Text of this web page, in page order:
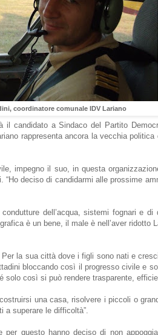
coordinatore comunale IDV Lariano
il candidato a Sindaco del Partito
rappresenta ancora la vecchia
impegno il suo, in questa
deciso di candidarmi alle prossime
dell’acqua, sistemi fognari e
è un bene, il male è nell’aver
la sua città dove i figli sono nati e
bloccando così il progresso civile e
così si può rendere trasparente,
una casa, risolvere i piccoli o
a superare le difficoltà”.
questo hanno deciso di non